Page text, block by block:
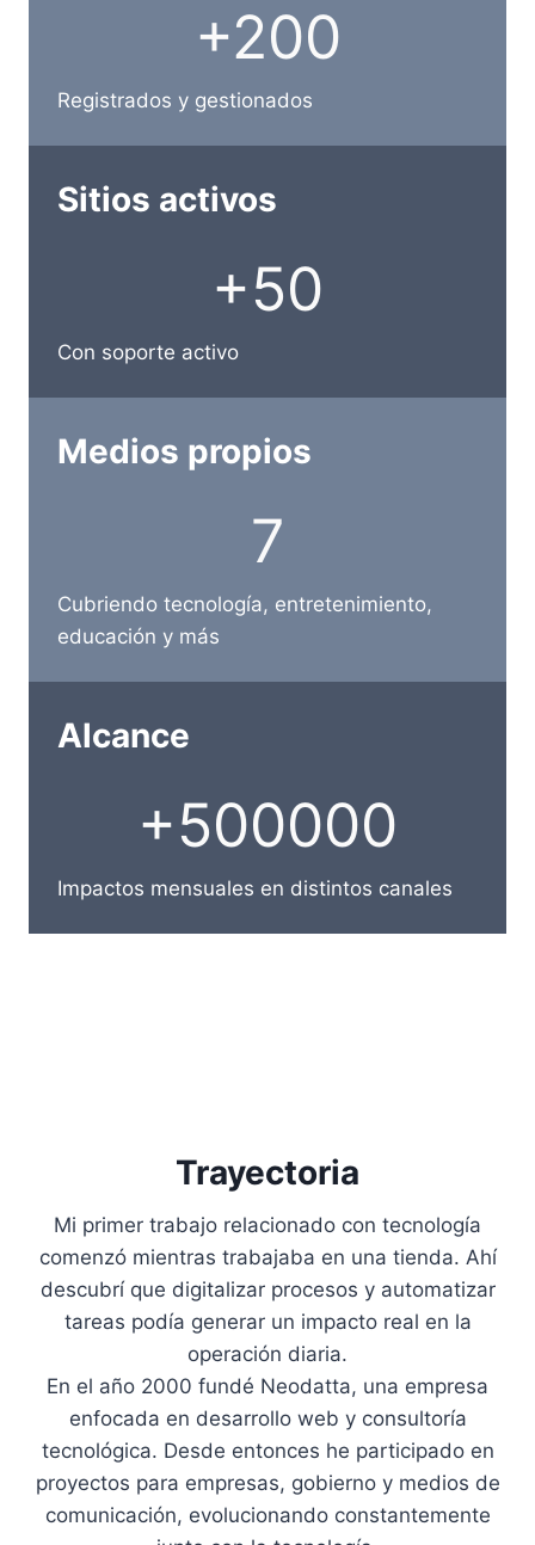
0
+200
Registrados y gestionados
Sitios activos
+50
Con soporte activo
Medios propios
7
Cubriendo tecnología, entretenimiento,
educación y más
Alcance
0
+500000
Impactos mensuales en distintos canales
Trayectoria
Mi primer trabajo relacionado con tecnología
comenzó mientras trabajaba en una tienda. Ahí
descubrí que digitalizar procesos y automatizar
tareas podía generar un impacto real en la
operación diaria.
En el año 2000 fundé Neodatta, una empresa
enfocada en desarrollo web y consultoría
tecnológica. Desde entonces he participado en
proyectos para empresas, gobierno y medios de
comunicación, evolucionando constantemente